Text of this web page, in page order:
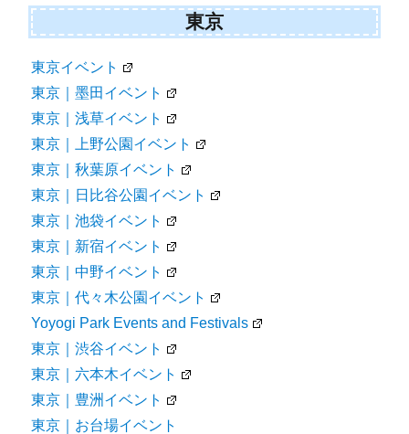
東京
東京イベント
東京｜墨田イベント
東京｜浅草イベント
東京｜上野公園イベント
東京｜秋葉原イベント
東京｜日比谷公園イベント
東京｜池袋イベント
東京｜新宿イベント
東京｜中野イベント
東京｜代々木公園イベント
Yoyogi Park Events and Festivals
東京｜渋谷イベント
東京｜六本木イベント
東京｜豊洲イベント
東京｜お台場イベント